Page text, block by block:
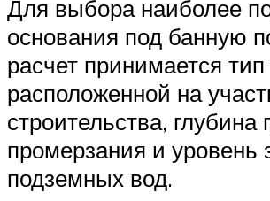
Для выбора наиболее
основания под банную
расчет принимается
расположенной на
строительства, глубина
промерзания и уровень
подземных вод.